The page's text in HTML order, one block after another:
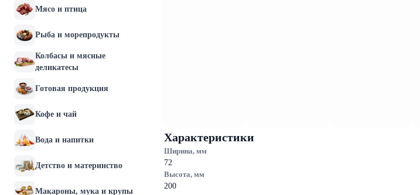
Мясо и птица
Рыба и морепродукты
Колбасы и мясные
деликатесы
Готовая продукция
Кофе и чай
Вода и напитки
Детство и материнство
Макароны, мука и крупы
Характеристики
Ширина, мм
72
Высота, мм
200